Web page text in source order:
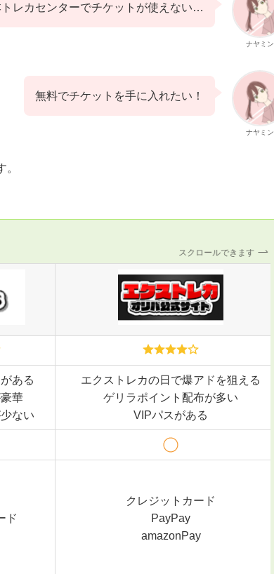
ナヤミン
トレカセンターでチケットが使えない…
ナヤミン
無料でチケットを手に入れたい！
スクロールできます
ある
華
ない
エクストレカの日で爆アドを狙える
ゲリラポイント配布が多い
VIPパスがある
ド
クレジットカード
PayPay
amazonPay